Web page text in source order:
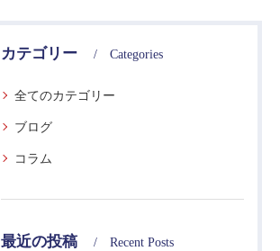
カテゴリー Categories
全てのカテゴリー
ブログ
コラム
最近の投稿 Recent Posts